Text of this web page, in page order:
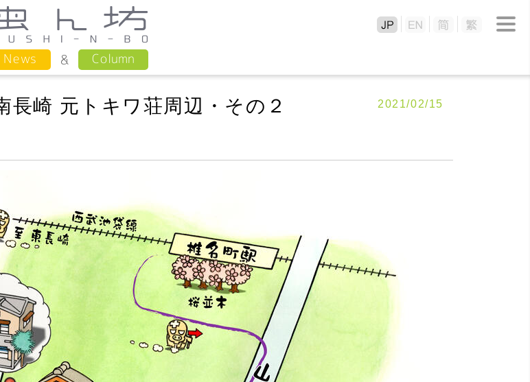
News Column
崎 元トキワ荘周辺・その２ 2021/02/15